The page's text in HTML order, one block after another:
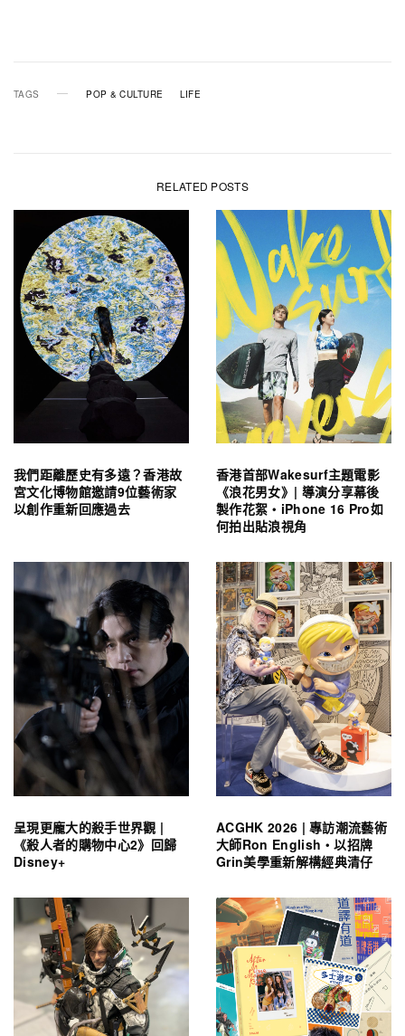
TAGS POP & CULTURE LIFE
RELATED POSTS
我們距離歷史有多遠？香港故
宮文化博物館邀請9位藝術家
以創作重新回應過去
香港首部Wakesurf主題電影
《浪花男女》| 導演分享幕後
製作花絮・iPhone 16 Pro如
何拍出貼浪視角
呈現更龐大的殺手世界觀 |
《殺人者的購物中心2》回歸
Disney+
ACGHK 2026 | 專訪潮流藝術
大師Ron English・以招牌
Grin美學重新解構經典清仔